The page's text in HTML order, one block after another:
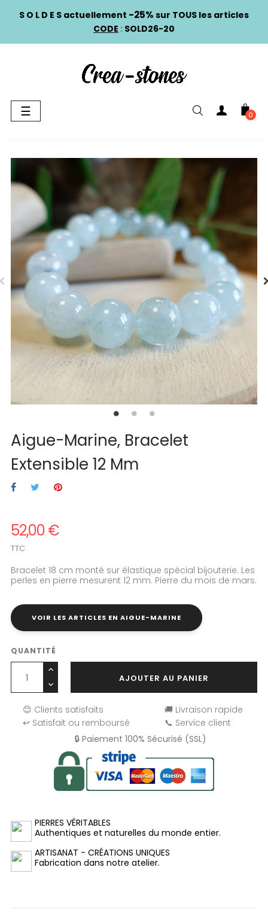
S O L D E S actuellement -25% sur TOUS les articles
CODE : SOLD26-20
Basculer
la
☰ 0
Aigue-Marine, Bracelet
Extensible 12 Mm
52,00 €
TTC
Bracelet 18 cm monté sur élastique spécial bijouterie. Les
perles en pierre mesurent 12 mm. Pierre du mois de mars.
VOIR LES ARTICLES EN AIGUE-MARINE
QUANTITÉ
AJOUTER AU PANIER
😊 Clients satisfaits
🚚 Livraison rapide
↩️ Satisfait ou remboursé
📞 Service client
🔒 Paiement 100% Sécurisé (SSL)
PIERRES VÉRITABLES
Authentiques et naturelles du monde entier.
ARTISANAT - CRÉATIONS UNIQUES
Fabrication dans notre atelier.